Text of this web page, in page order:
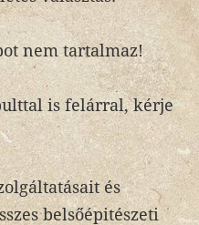
nem tartalmaz!
is felárral, kérje
és
belsőépitészeti